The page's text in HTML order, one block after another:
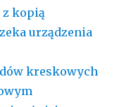
kopią
urządzenia
kreskowych